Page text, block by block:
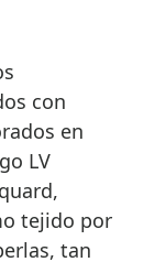
con
en
LV
tejido por
tan